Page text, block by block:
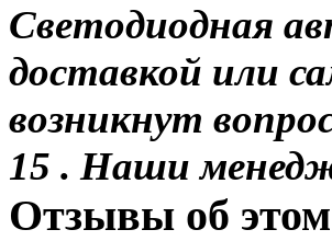
Светодиодная
доставкой или
возникнут
15 . Наши
Отзывы об этом